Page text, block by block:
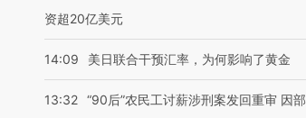
资超20亿美元
14:09 美日联合干预汇率，为何影响了黄金
13:32 “90后”农民工讨薪涉刑案发回重审 因部